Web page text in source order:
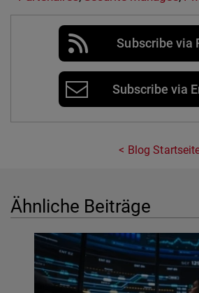
Subscribe via
Subscribe via
Blog
Ähnliche Beiträge